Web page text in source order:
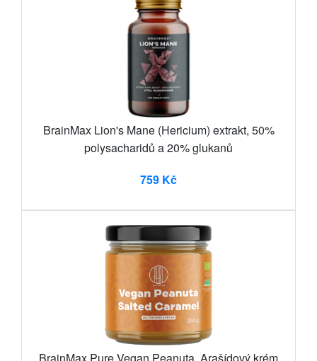
BrainMax Lion's Mane (Hericium) extrakt, 50%
polysacharidů a 20% glukanů
759 Kč
BrainMax Pure Vegan Peanuta, Arašídový krém